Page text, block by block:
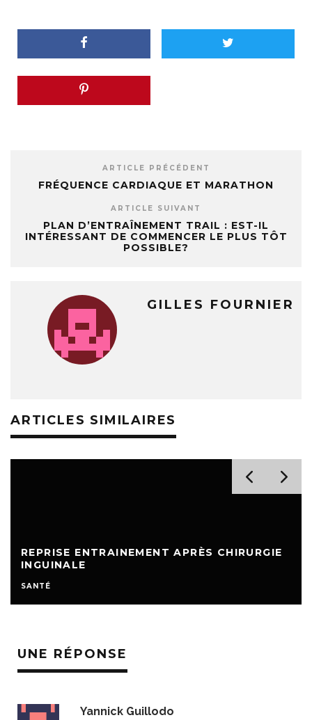
ARTICLE PRÉCÉDENT
FRÉQUENCE CARDIAQUE ET MARATHON
ARTICLE SUIVANT
PLAN D’ENTRAÎNEMENT TRAIL : EST-IL
INTÉRESSANT DE COMMENCER LE PLUS TÔT
POSSIBLE?
GILLES FOURNIER
ARTICLES SIMILAIRES
REPRISE ENTRAINEMENT APRÈS CHIRURGIE
INGUINALE
SANTÉ
UNE RÉPONSE
Yannick Guillodo